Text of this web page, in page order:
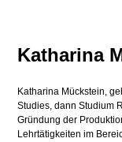
Katharina
Katharina Mückstein,
Studies, dann Studium
Gründung der
Lehrtätigkeiten im